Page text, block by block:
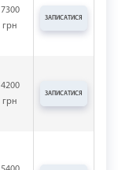
7300
грн
ЗАПИСАТИСЯ
4200
грн
ЗАПИСАТИСЯ